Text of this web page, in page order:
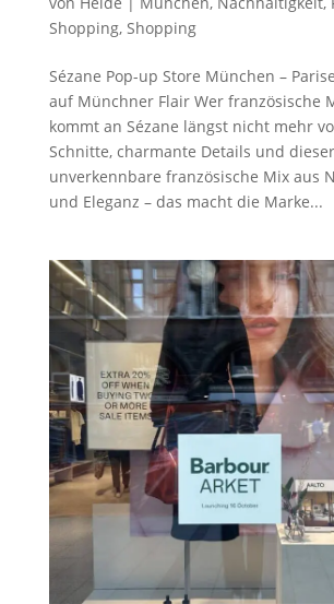
Shopping, Shopping
Sézane Pop-up Store München –
auf Münchner Flair Wer französische
kommt an Sézane längst nicht mehr
Schnitte, charmante Details und dieser
unverkennbare französische Mix aus
und Eleganz – das macht die Marke...